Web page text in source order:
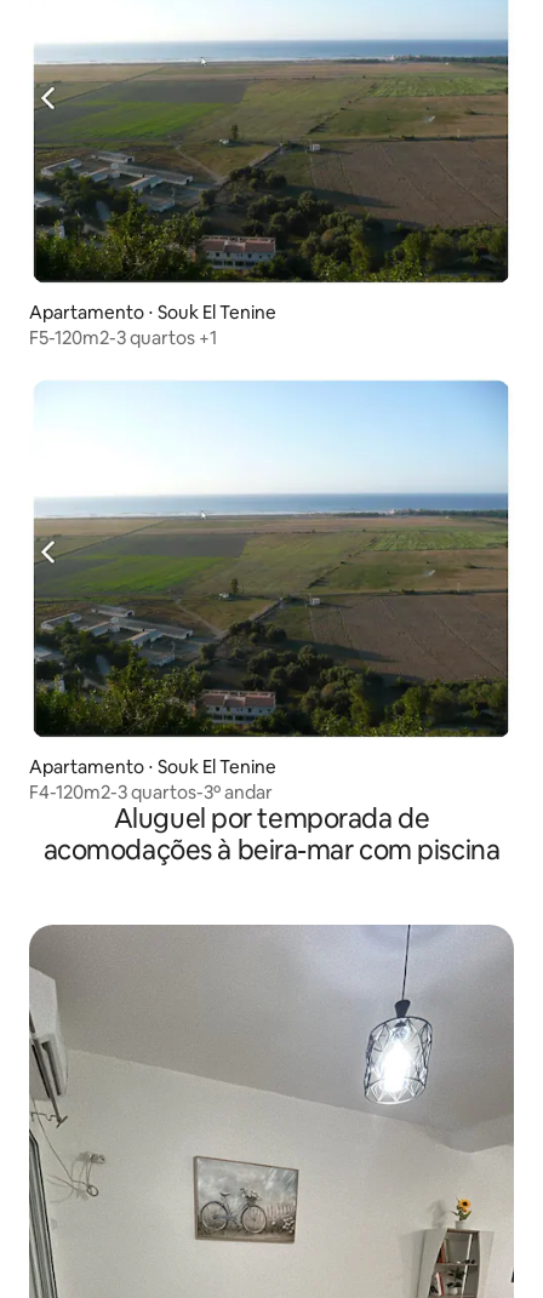
Apartamento ⋅ Souk El Tenine
F5-120m2-3 quartos +1
Apartamento ⋅ Souk El Tenine
F4-120m2-3 quartos-3º andar
Aluguel por temporada de
acomodações à beira-mar com piscina